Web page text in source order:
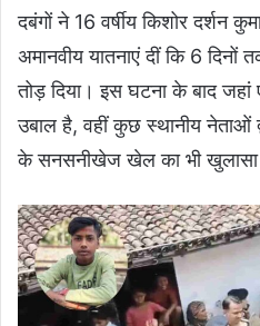
दबंगों ने 16 वर्षीय किशोर दर्शन
अमानवीय यातनाएं दीं कि 6
तोड़ दिया। इस घटना के बाद
उबाल है, वहीं कुछ स्थानीय नेताओं
के सनसनीखेज खेल का भी